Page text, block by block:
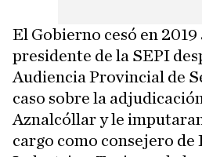
El Gobierno cesó en
presidente de la SEPI
Audiencia Provincial de
caso sobre la
Aznalcóllar y le
cargo como consejero de